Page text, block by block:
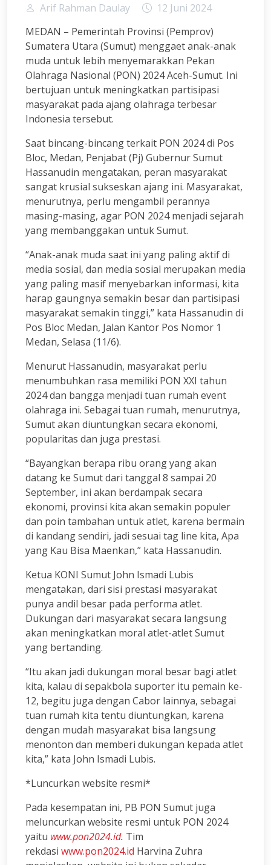
Arif Rahman Daulay
12 Juni 2024
MEDAN – Pemerintah Provinsi (Pemprov)
Sumatera Utara (Sumut) menggaet anak-anak
muda untuk lebih menyemarakkan Pekan
Olahraga Nasional (PON) 2024 Aceh-Sumut. Ini
bertujuan untuk meningkatkan partisipasi
masyarakat pada ajang olahraga terbesar
Indonesia tersebut.
Saat bincang-bincang terkait PON 2024 di Pos
Bloc, Medan, Penjabat (Pj) Gubernur Sumut
Hassanudin mengatakan, peran masyarakat
sangat krusial sukseskan ajang ini. Masyarakat,
menurutnya, perlu mengambil perannya
masing-masing, agar PON 2024 menjadi sejarah
yang membanggakan untuk Sumut.
“Anak-anak muda saat ini yang paling aktif di
media sosial, dan media sosial merupakan media
yang paling masif menyebarkan informasi, kita
harap gaungnya semakin besar dan partisipasi
masyarakat semakin tinggi,” kata Hassanudin di
Pos Bloc Medan, Jalan Kantor Pos Nomor 1
Medan, Selasa (11/6).
Menurut Hassanudin, masyarakat perlu
menumbuhkan rasa memiliki PON XXI tahun
2024 dan bangga menjadi tuan rumah event
olahraga ini. Sebagai tuan rumah, menurutnya,
Sumut akan diuntungkan secara ekonomi,
popularitas dan juga prestasi.
“Bayangkan berapa ribu orang yang akan
datang ke Sumut dari tanggal 8 sampai 20
September, ini akan berdampak secara
ekonomi, provinsi kita akan semakin populer
dan poin tambahan untuk atlet, karena bermain
di kandang sendiri, jadi sesuai tag line kita, Apa
yang Kau Bisa Maenkan,” kata Hassanudin.
Ketua KONI Sumut John Ismadi Lubis
mengatakan, dari sisi prestasi masyarakat
punya andil besar pada performa atlet.
Dukungan dari masyarakat secara langsung
akan meningkatkan moral atlet-atlet Sumut
yang bertanding.
“Itu akan jadi dukungan moral besar bagi atlet
kita, kalau di sepakbola suporter itu pemain ke-
12, begitu juga dengan Cabor lainnya, sebagai
tuan rumah kita tentu diuntungkan, karena
dengan mudah masyarakat bisa langsung
menonton dan memberi dukungan kepada atlet
kita,” kata John Ismadi Lubis.
*Luncurkan website resmi*
Pada kesempatan ini, PB PON Sumut juga
meluncurkan website resmi untuk PON 2024
yaitu www.pon2024.id. Tim
rekdasi www.pon2024.id Harvina Zuhra